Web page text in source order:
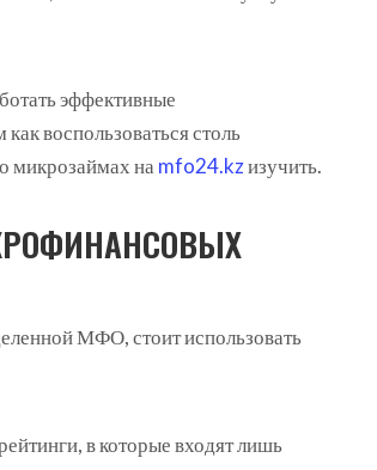
эффективные
воспользоваться столь
микрозаймах на mfo24.kzизучить.
МФО, стоит использовать
в которые входят лишь